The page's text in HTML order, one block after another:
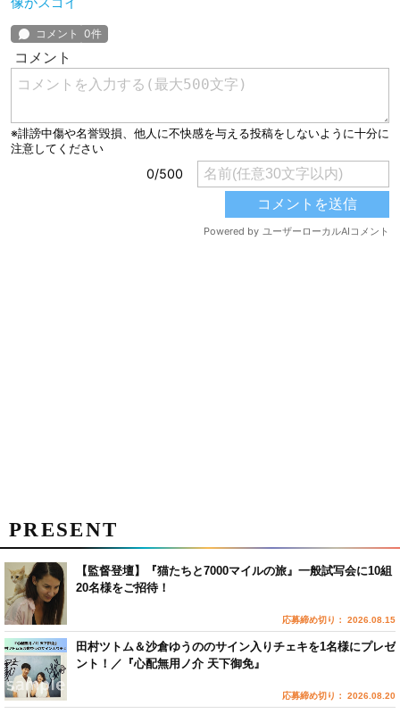
PRESENT
【監督登壇】『猫たちと7000マイルの旅』一般試写会に10組
20名様をご招待！
応募締め切り： 2026.08.15
田村ツトム＆沙倉ゆうののサイン入りチェキを1名様にプレゼ
ント！／『心配無用ノ介 天下御免』
応募締め切り： 2026.08.20